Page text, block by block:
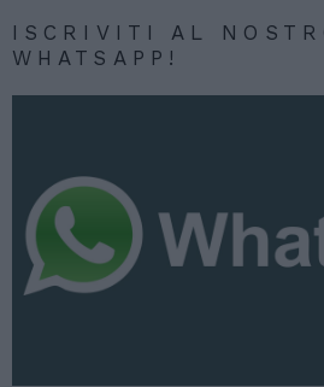
ISCRIVITI AL
WHATSAPP!